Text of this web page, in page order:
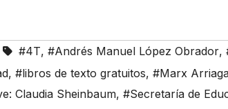
#4T, #Andrés Manuel López Obrador,
, #libros de texto gratuitos, #Marx
Claudia Sheinbaum, #Secretaría de